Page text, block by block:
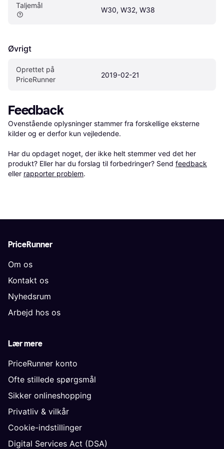
Taljemål
W30, W32, W38
Øvrigt
Oprettet på
PriceRunner
2019-02-21
Feedback
Ovenstående oplysninger stammer fra forskellige eksterne
kilder og er derfor kun vejledende.
Har du opdaget noget, der ikke helt stemmer ved det her
produkt? Eller har du forslag til forbedringer? Send feedback
eller rapporter problem.
PriceRunner
Om os
Kontakt os
Nyhedsrum
Arbejd hos os
Lær mere
PriceRunner konto
Ofte stillede spørgsmål
Sikker onlineshopping
Privatliv & vilkår
Cookie-indstillinger
Digital Services Act (DSA)